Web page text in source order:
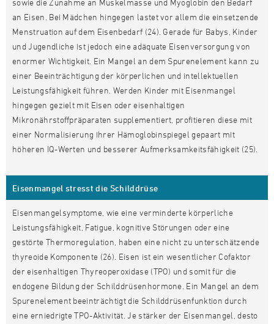
sowie die Zunahme an Muskelmasse und Myoglobin den Bedarf
an Eisen. Bei Mädchen hingegen lastet vor allem die einsetzende
Menstruation auf dem Eisenbedarf (24). Gerade für Babys, Kinder
und Jugendliche ist jedoch eine adäquate Eisenversorgung von
enormer Wichtigkeit. Ein Mangel an dem Spurenelement kann zu
einer Beeinträchtigung der körperlichen und intellektuellen
Leistungsfähigkeit führen. Werden Kinder mit Eisenmangel
hingegen gezielt mit Eisen oder eisenhaltigen
Mikronährstoffpräparaten supplementiert, profitieren diese mit
einer Normalisierung ihrer Hämoglobinspiegel gepaart mit
höheren IQ-Werten und besserer Aufmerksamkeitsfähigkeit (25).
Eisenmangel stresst die Schilddrüse
Eisenmangelsymptome, wie eine verminderte körperliche
Leistungsfähigkeit, Fatigue, kognitive Störungen oder eine
gestörte Thermoregulation, haben eine nicht zu unterschätzende
thyreoide Komponente (26). Eisen ist ein wesentlicher Cofaktor
der eisenhaltigen Thyreoperoxidase (TPO) und somit für die
endogene Bildung der Schilddrüsenhormone. Ein Mangel an dem
Spurenelement beeinträchtigt die Schilddrüsenfunktion durch
eine erniedrigte TPO-Aktivität. Je stärker der Eisenmangel, desto